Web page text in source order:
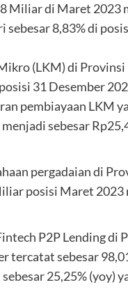
Miliar di Maret 2023
8,83% di
(LKM) di
31 Desember
pembiayaan LKM
sebesar
pergadaian di
posisi Maret
P2P Lending di
tercatat sebesar
25,25% (yoy)